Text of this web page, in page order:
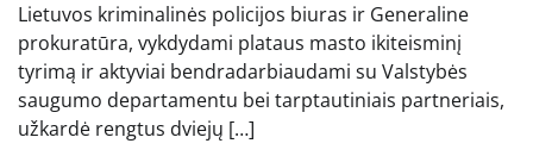
Lietuvos kriminalinės policijos biuras ir Generaline
prokuratūra, vykdydami plataus masto ikiteisminį
tyrimą ir aktyviai bendradarbiaudami su Valstybės
saugumo departamentu bei tarptautiniais partneriais,
užkardė rengtus dviejų […]